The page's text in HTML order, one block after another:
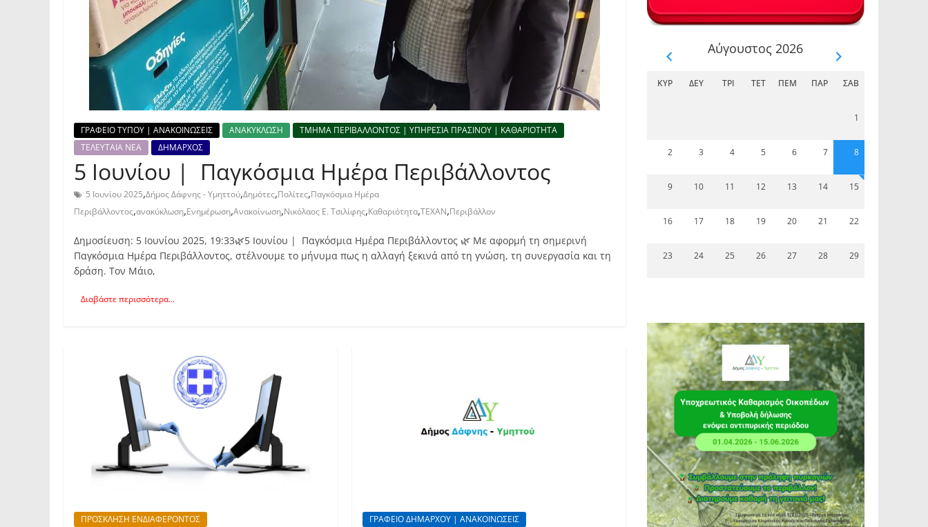
ΓΡΑΦΕΙΟ ΤΥΠΟΥ | ΑΝΑΚΟΙΝΩΣΕΙΣ ΑΝΑΚΥΚΛΩΣΗ
ΤΜΗΜΑ ΠΕΡΙΒΑΛΛΟΝΤΟΣ | ΥΠΗΡΕΣΙΑ ΠΡΑΣΙΝΟΥ | ΚΑΘΑΡΙΟΤΗΤΑ
ΤΕΛΕΥΤΑΙΑ ΝΕΑ
ΔΗΜΑΡΧΟΣ
5 Ιουνίου | Παγκόσμια Ημέρα Περιβάλλοντος
5 Ιουνίου 2025,Δήμος Δάφνης - Υμηττού,Δημότες,Πολίτες,Παγκόσμια Ημέρα
Περιβάλλοντος,ανακύκλωση,Ενημέρωση,Ανακοίνωση,Νικόλαος Ε. Τσιλίφης,Καθαριότητα,TEXAN,Περιβάλλον
Δημοσίευση: 5 Ιουνίου 2025, 19:33🌿5 Ιουνίου | Παγκόσμια Ημέρα Περιβάλλοντος 🌿 Με αφορμή τη σημερινή
Παγκόσμια Ημέρα Περιβάλλοντος, στέλνουμε το μήνυμα πως η αλλαγή ξεκινά από τη γνώση, τη συνεργασία και τη
δράση. Τον Μάιο,
Διαβάστε περισσότερα...
ΠΡΟΣΚΛΗΣΗ ΕΝΔΙΑΦΕΡΟΝΤΟΣ
ΓΡΑΦΕΙΟ ΔΗΜΑΡΧΟΥ | ΑΝΑΚΟΙΝΩΣΕΙΣ
Αύγουστος 2026
ΚΥΡ ΔΕΥ ΤΡΊ ΤΕΤ ΠΈΜ ΠΑΡ ΣΆΒ
1
2 3 4 5 6 7 8
9 10 11 12 13 14 15
16 17 18 19 20 21 22
23 24 25 26 27 28 29